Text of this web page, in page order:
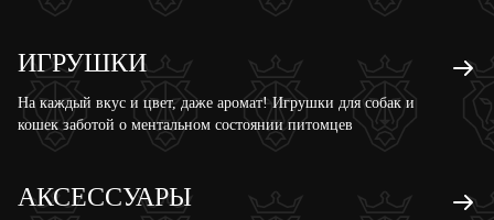
ИГРУШКИ
На каждый вкус и цвет, даже аромат! Игрушки для собак и
кошек заботой о ментальном состоянии питомцев
АКСЕССУАРЫ